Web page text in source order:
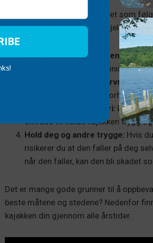
Du elsker friheten og eventyret som
oppbevaring av kajakken vil hjelpe den
Beskytt den mot elementene:
forhindre skade, fordreining,
Forhindre skade og
lagring av kajakken vil forhindre
Beskytt den mot tyveri: Du må
område vil holde kajakken trygg
Hold deg og andre trygge: Hvis
risikerer du at den faller på deg
når den faller, kan den bli skadet
Det er mange gode grunner til å
beste måtene og stedene? Nedenfor
kajakken din gjennom alle årstider.